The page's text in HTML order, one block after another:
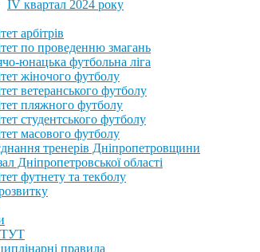
IV квартал 2024 року
арбітрів
по проведенню змагань
юнацька футбольна ліга
жіночого футболу
ветеранського футболу
пляжного футболу
студентського футболу
масового футболу
тренерів Дніпропетровщини
Дніпропетровської області
футнету та текболу
правила